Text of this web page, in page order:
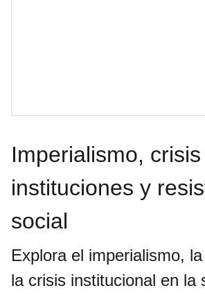
Imperialismo,
instituciones y
social
Explora el imperialismo,
la crisis institucional en la